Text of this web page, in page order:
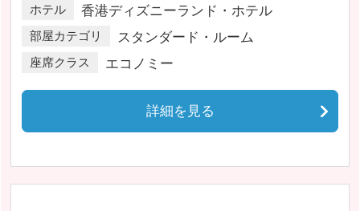
ホテル 香港ディズニーランド・ホテル
部屋カテゴリ スタンダード・ルーム
座席クラス エコノミー
詳細を見る